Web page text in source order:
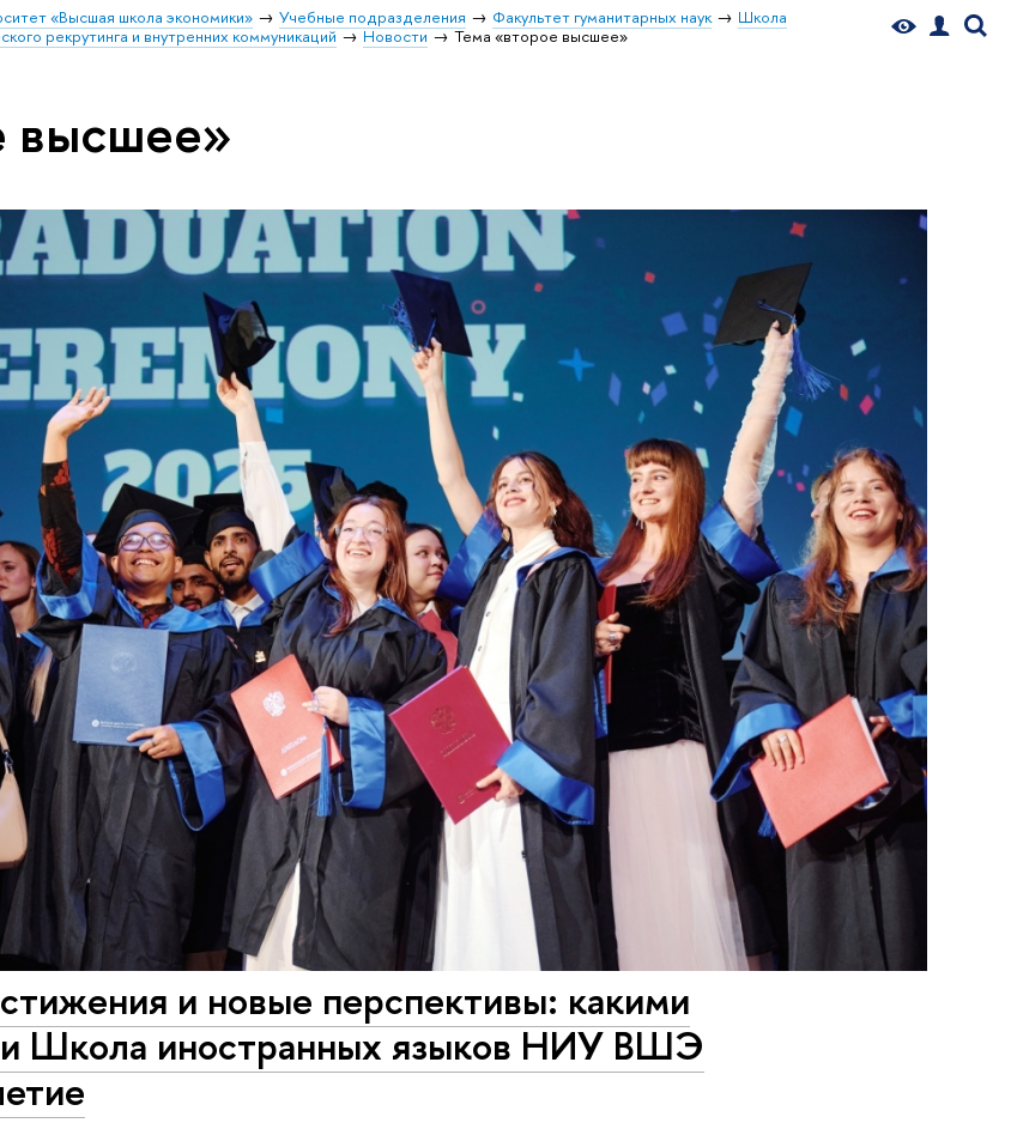
«Высшая школа экономики» Учебные подразделения Факультет гуманитарных наук
Школа
рекрутинга и внутренних коммуникаций Новости Тема «второе высшее»
высшее»
и новые перспективы: какими
Школа иностранных языков НИУ ВШЭ